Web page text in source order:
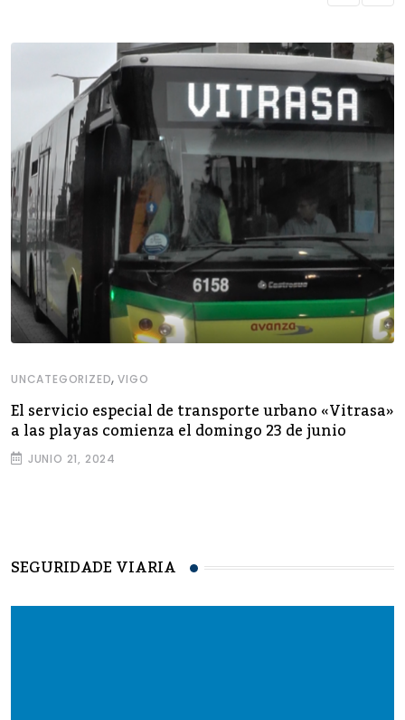
UNCATEGORIZED,VIGO
El servicio especial de transporte urbano «Vitrasa»
a las playas comienza el domingo 23 de junio
JUNIO 21, 2024
SEGURIDADE VIARIA